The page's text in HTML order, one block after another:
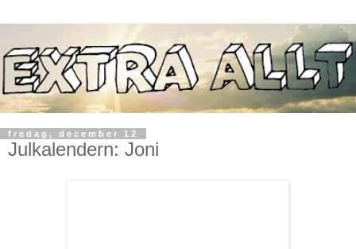
fredag, december 12
Julkalendern: Joni